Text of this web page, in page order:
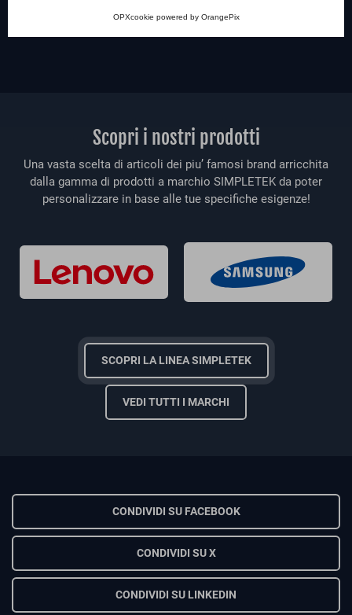
OPXcookie powered by OrangePix
Scopri i nostri prodotti
Una vasta scelta di articoli dei piu’ famosi brand arricchita
dalla gamma di prodotti a marchio SIMPLETEK da poter
personalizzare in base alle tue specifiche esigenze!
SCOPRI LA LINEA SIMPLETEK
VEDI TUTTI I MARCHI
CONDIVIDI SU FACEBOOK
CONDIVIDI SU X
CONDIVIDI SU LINKEDIN